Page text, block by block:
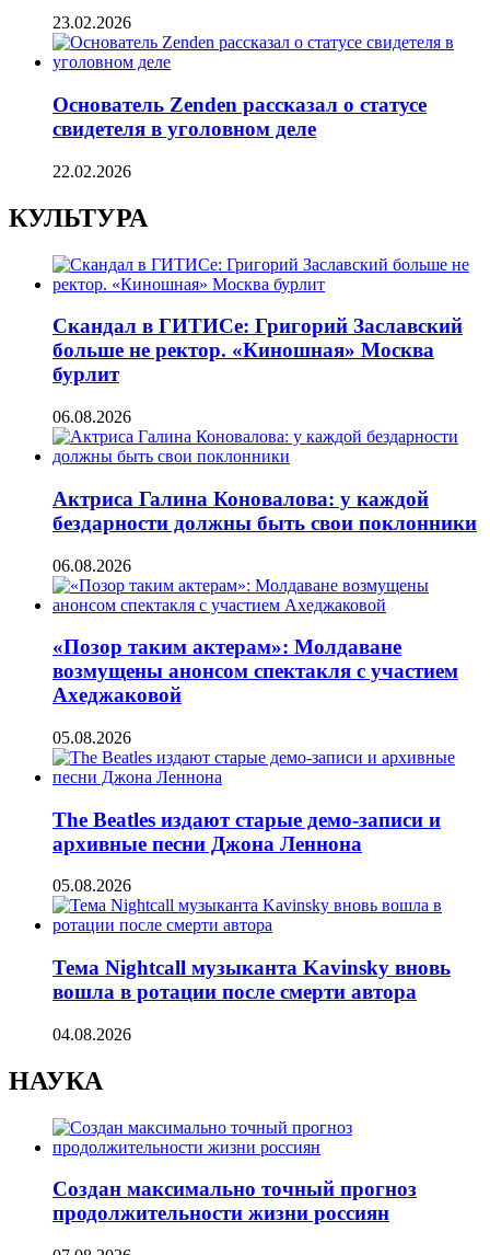
23.02.2026
Основатель Zenden рассказал о статусе
свидетеля в уголовном деле
22.02.2026
КУЛЬТУРА
Скандал в ГИТИСе: Григорий Заславский
больше не ректор. «Киношная» Москва
бурлит
06.08.2026
Актриса Галина Коновалова: у каждой
бездарности должны быть свои поклонники
06.08.2026
«Позор таким актерам»: Молдаване
возмущены анонсом спектакля с участием
Ахеджаковой
05.08.2026
The Beatles издают старые демо-записи и
архивные песни Джона Леннона
05.08.2026
Тема Nightcall музыканта Kavinsky вновь
вошла в ротации после смерти автора
04.08.2026
НАУКА
Создан максимально точный прогноз
продолжительности жизни россиян